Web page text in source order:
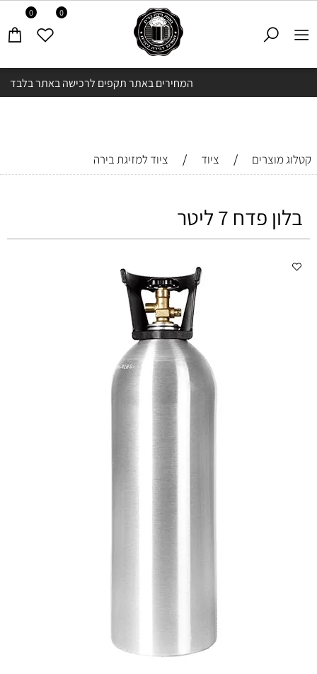
המחירים באתר תקפים לרכישה באתר בלבד
0 0
קטלוג מוצרים / ציוד / ציוד למזיגת בירה
בלון פדח 7 ליטר